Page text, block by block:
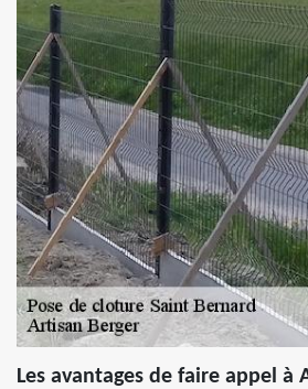
Les avantages de faire appel à